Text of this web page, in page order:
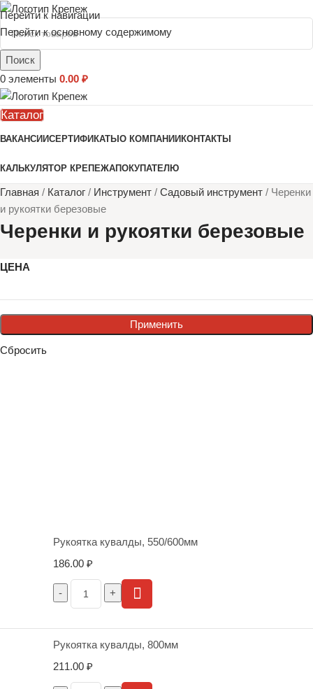
Перейти к навигации
Перейти к основному содержимому
Поиск
0 элементы 0.00 ₽
Каталог
ВАКАНСИИСЕРТИФИКАТЫ О КОМПАНИИ КОНТАКТЫ
КАЛЬКУЛЯТОР КРЕПЕЖАПОКУПАТЕЛЮ
Главная / Каталог / Инструмент / Садовый инструмент / Черенки
и рукоятки березовые
Черенки и рукоятки березовые
ЦЕНА
Применить
Сбросить
Рукоятка кувалды, 550/600мм
186.00 ₽
Рукоятка кувалды, 800мм
211.00 ₽